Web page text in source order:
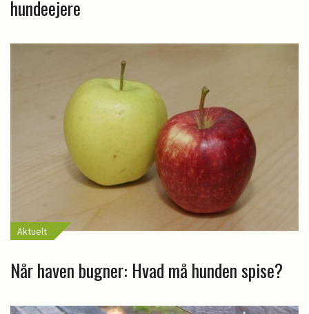
hundeejere
Aktuelt
Når haven bugner: Hvad må hunden spise?